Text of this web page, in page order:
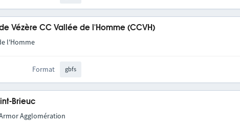
Vézère CC Vallée de l'Homme (CCVH)
l'Homme
Format gbfs
Brieuc
Agglomération